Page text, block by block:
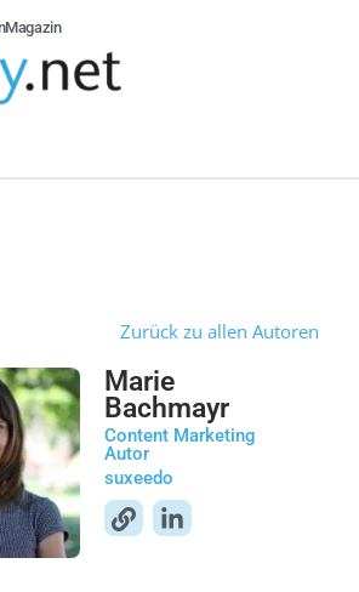
Magazin
Zurück zu allen Autoren
Marie
Bachmayr
Content Marketing
Autor
suxeedo